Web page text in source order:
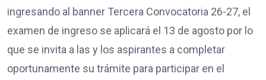
ingresando al banner Tercera Convocatoria 26-27, el
examen de ingreso se aplicará el 13 de agosto por lo
que se invita a las y los aspirantes a completar
oportunamente su trámite para participar en el